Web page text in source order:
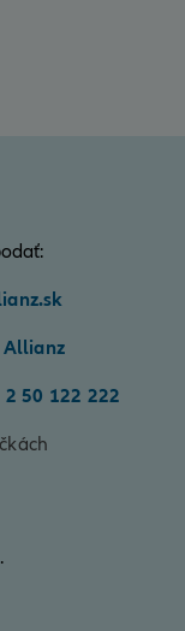
2 50 122 222